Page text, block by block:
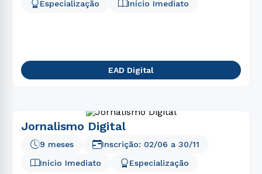
Especialização
Início Imediato
EAD Digital
Jornalismo Digital
Início Imediato Especialização
9 meses Inscrição: 02/06 a 30/11